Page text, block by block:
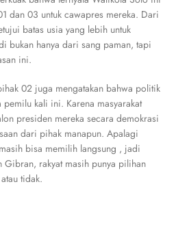
dan 03 untuk cawapres mereka. Dari
batas usia yang lebih untuk
bukan hanya dari sang paman, tapi
ini.
02 juga mengatakan bahwa politik
kali ini. Karena masyarakat
presiden mereka secara demokrasi
dari pihak manapun. Apalagi
bisa memilih langsung , jadi
Gibran, rakyat masih punya pilihan
tidak.